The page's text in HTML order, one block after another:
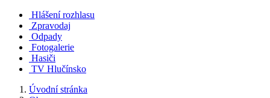
Hlášení rozhlasu
Zpravodaj
Odpady
Fotogalerie
Hasiči
TV Hlučínsko
Úvodní stránka